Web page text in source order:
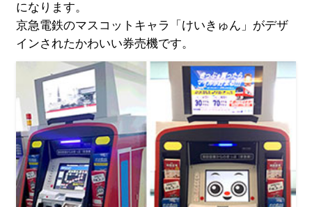
になります。
京急電鉄のマスコットキャラ「けいきゅん」がデザ
インされたかわいい券売機です。